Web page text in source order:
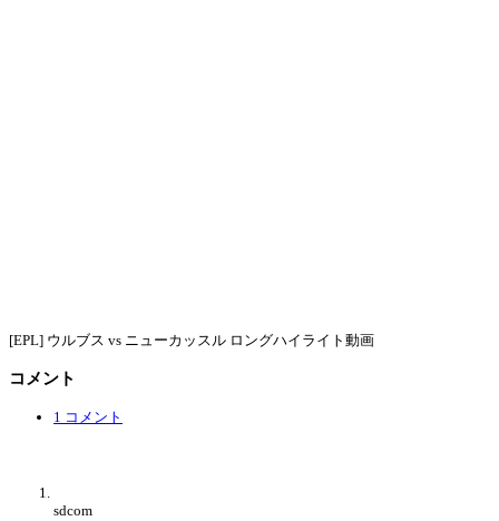
[EPL] ウルブス vs ニューカッスル ロングハイライト動画
コメント
1 コメント
sdcom